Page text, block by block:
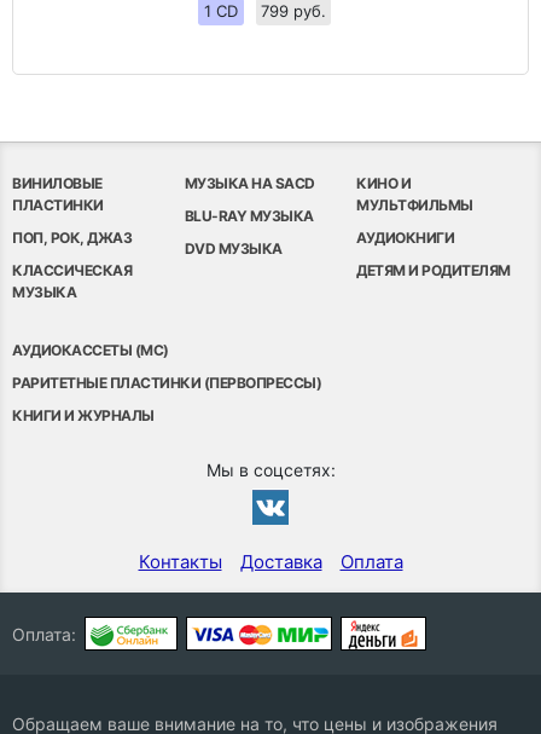
1 CD 799 руб.
ВИНИЛОВЫЕ
ПЛАСТИНКИ
ПОП, РОК, ДЖАЗ
КЛАССИЧЕСКАЯ
МУЗЫКА
МУЗЫКА НА SACD
BLU-RAY МУЗЫКА
DVD МУЗЫКА
КИНО И
МУЛЬТФИЛЬМЫ
АУДИОКНИГИ
ДЕТЯМ И РОДИТЕЛЯМ
АУДИОКАССЕТЫ (MC)
РАРИТЕТНЫЕ ПЛАСТИНКИ (ПЕРВОПРЕССЫ)
КНИГИ И ЖУРНАЛЫ
Мы в соцсетях:
Контакты Доставка Оплата
Оплата:
Обращаем ваше внимание на то, что цены и изображения